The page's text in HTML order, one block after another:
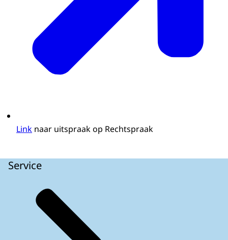
Link naar uitspraak op Rechtspraak
Service